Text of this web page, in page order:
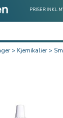
PRISER INKL.
>Kjemikalier>